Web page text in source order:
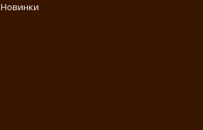
Новинки